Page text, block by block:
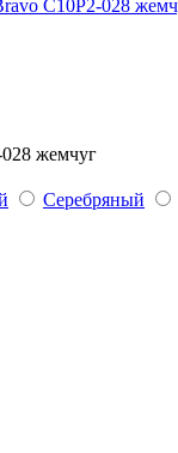
жемчуг
Серебряный